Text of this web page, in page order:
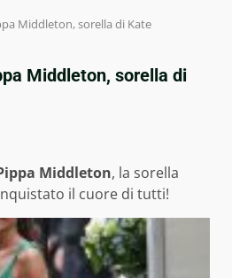
Middleton, sorella di Kate
Middleton, sorella di
Middleton, la sorella
il cuore di tutti!